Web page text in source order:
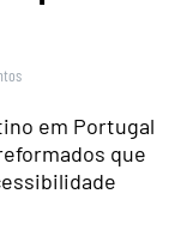
em Portugal
que